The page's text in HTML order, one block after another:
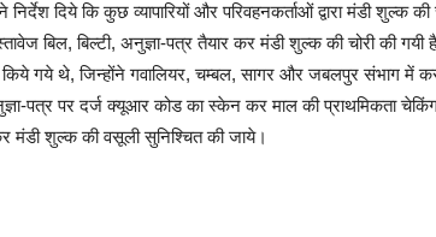
दिये कि कुछ व्यापारियों और परिवहनकर्ताओं द्वारा मंडी शुल्क
बिल, बिल्टी, अनुज्ञा-पत्र तैयार कर मंडी शुल्क की चोरी की
गये थे, जिन्होंने गवालियर, चम्बल, सागर और जबलपुर संभाग में कर
पत्र पर दर्ज क्यूआर कोड का स्केन कर माल की प्राथमिकता चेकिंग
मंडी शुल्क की वसूली सुनिश्चित की जाये।